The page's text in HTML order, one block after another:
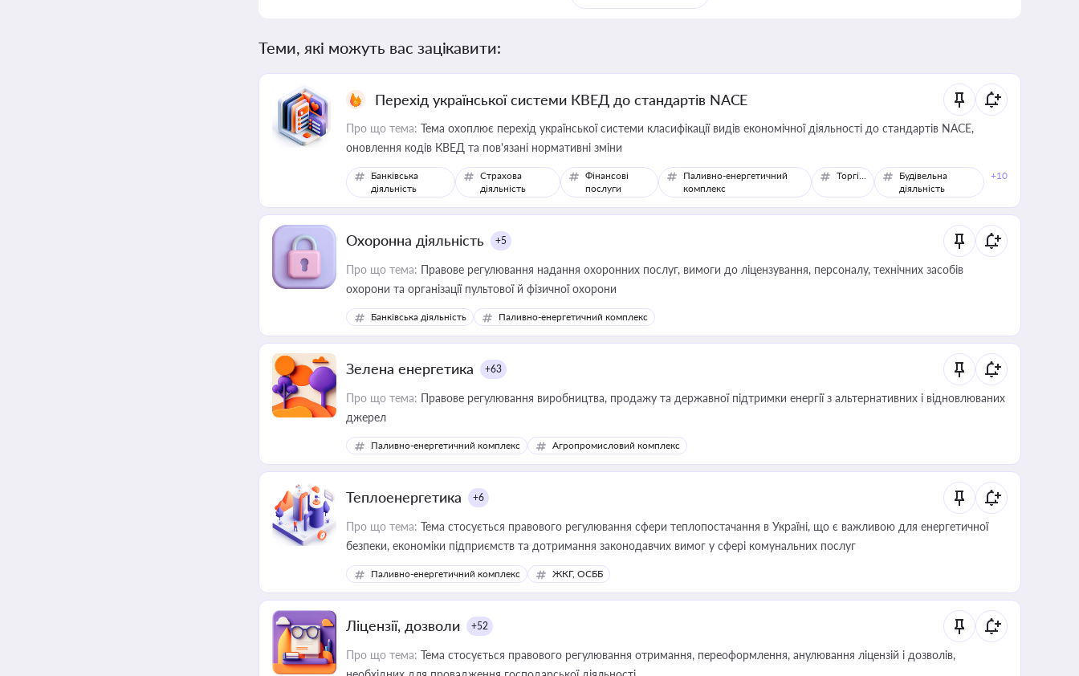
Теми, які можуть вас зацікавити:
Перехід української системи КВЕД до стандартів NACE
Про що тема: Тема охоплює перехід української системи класифікації видів економічної діяльності до стандартів NACE,
оновлення кодів КВЕД та пов'язані нормативні зміни
Банківська
діяльність
Страхова
діяльність
Фінансові
послуги
Паливно-енергетичний
комплекс
Торгівля
Будівельна
діяльність
+10
Охоронна діяльність +5
Про що тема: Правове регулювання надання охоронних послуг, вимоги до ліцензування, персоналу, технічних засобів
охорони та організації пультової й фізичної охорони
Банківська діяльність Паливно-енергетичний комплекс
Зелена енергетика +63
Про що тема: Правове регулювання виробництва, продажу та державної підтримки енергії з альтернативних і відновлюваних
джерел
Паливно-енергетичний комплекс Агропромисловий комплекс
Теплоенергетика +6
Про що тема: Тема стосується правового регулювання сфери теплопостачання в Україні, що є важливою для енергетичної
безпеки, економіки підприємств та дотримання законодавчих вимог у сфері комунальних послуг
Паливно-енергетичний комплекс ЖКГ, ОСББ
Ліцензії, дозволи +52
Про що тема: Тема стосується правового регулювання отримання, переоформлення, анулювання ліцензій і дозволів,